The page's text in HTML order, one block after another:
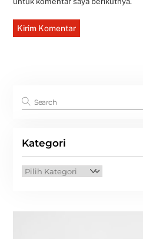
Kategori
Kategori